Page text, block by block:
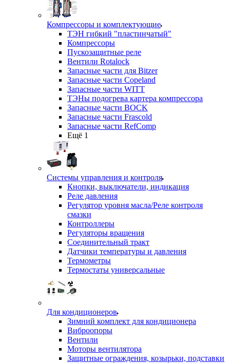
Компрессоры и комплектующие
ТЭН гибкий "пластинчатый"
Компрессоры
Пускозащитные реле
Вентили Rotalock
Запасные части для Bitzer
Запасные части Copeland
Запасные части WITT
ТЭНы подогрева картера компрессора
Запасные части BOCK
Запасные части Frascold
Запасные части RefComp
Ещё 1
Системы управления и контроля
Кнопки, выключатели, индикация
Реле давления
Регулятор уровня масла/Реле контроля
смазки
Контроллеры
Регуляторы вращения
Соединительный тракт
Датчики температуры и давления
Термометры
Термостаты универсальные
Для кондиционеров
Зимний комплект для кондиционера
Виброопоры
Вентили
Моторы вентилятора
Защитные ограждения, козырьки, подставки